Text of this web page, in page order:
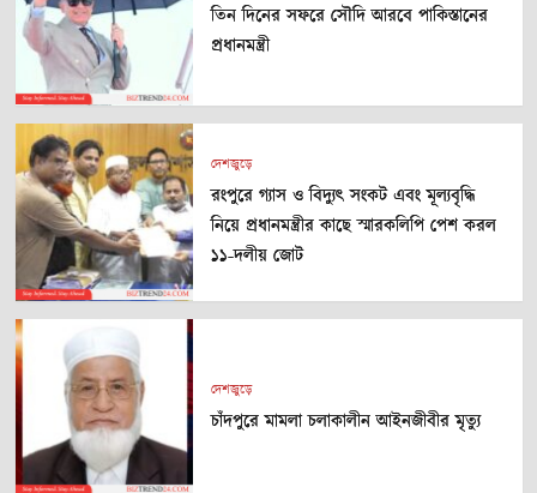
তিন দিনের সফরে সৌদি আরবে পাকিস্তানের
প্রধানমন্ত্রী
দেশজুড়ে
রংপুরে গ্যাস ও বিদ্যুৎ সংকট এবং মূল্যবৃদ্ধি
নিয়ে প্রধানমন্ত্রীর কাছে স্মারকলিপি পেশ করল
১১-দলীয় জোট
দেশজুড়ে
চাঁদপুরে মামলা চলাকালীন আইনজীবীর মৃত্যু